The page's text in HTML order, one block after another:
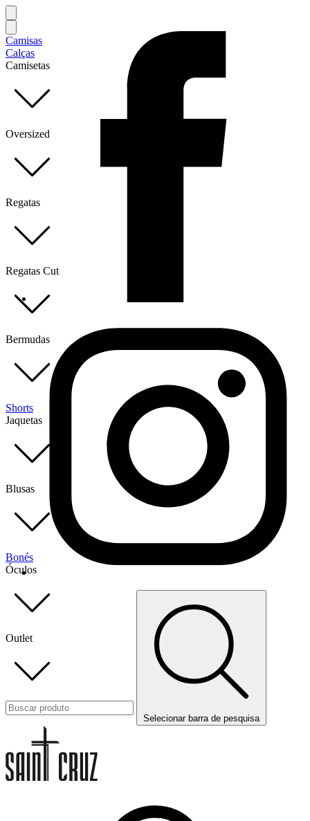
Camisas
Calças
Camisetas
Oversized
Regatas
Regatas Cut
Bermudas
Shorts
Jaquetas
Blusas
Bonés
Óculos
Outlet
Selecionar barra de pesquisa